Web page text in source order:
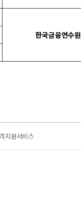
한국금융연수원
지원서비스